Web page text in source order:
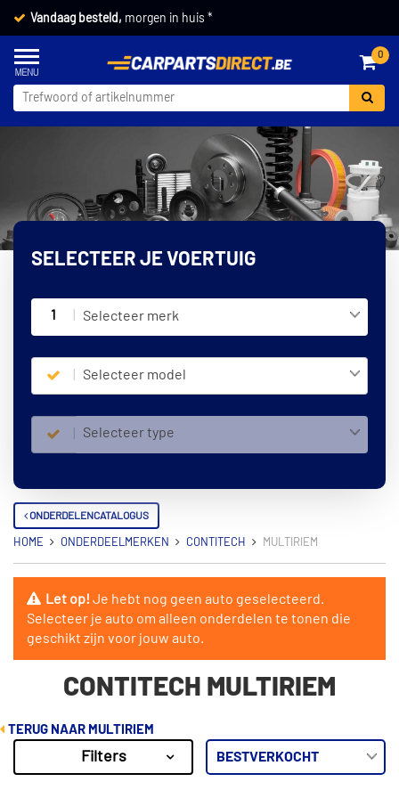
Vandaag besteld, morgen in huis *
0
SELECTEER JE VOERTUIG
1 Selecteer merk
Selecteer model
Selecteer type
ONDERDELENCATALOGUS
HOME ONDERDEELMERKEN CONTITECH MULTIRIEM
Let op!Je hebt nog geen auto geselecteerd.
Selecteer je auto om alleen onderdelen te tonen die
geschikt zijn voor jouw auto.
CONTITECH MULTIRIEM
TERUG NAAR MULTIRIEM
Resultaten
Filters